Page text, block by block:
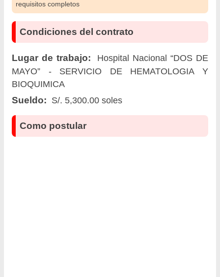
requisitos completos
Condiciones del contrato
Lugar de trabajo:
Hospital Nacional “DOS DE
MAYO” - SERVICIO DE HEMATOLOGIA Y
BIOQUIMICA
Sueldo: S/. 5,300.00 soles
Como postular